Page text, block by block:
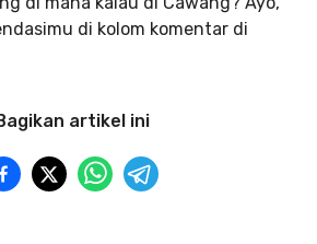
di kolom komentar di
artikel ini